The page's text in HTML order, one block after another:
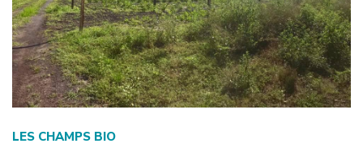
LES CHAMPS BIO